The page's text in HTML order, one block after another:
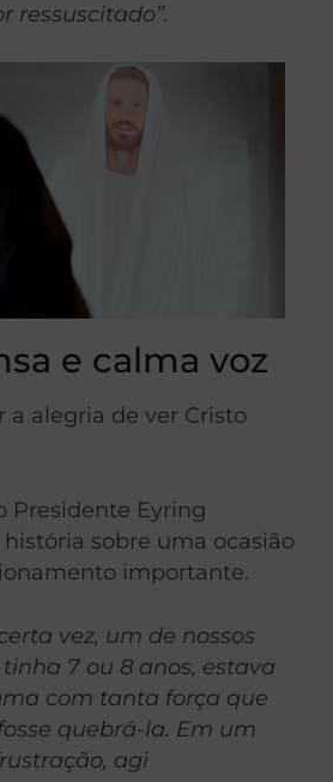
ressuscitado”.
e calma voz
a alegria de ver Cristo
Presidente Eyring
sobre uma ocasião
importante.
vez, um de nossos
7 ou 8 anos, estava
com tanta força que
quebrá-la. Em um
agi